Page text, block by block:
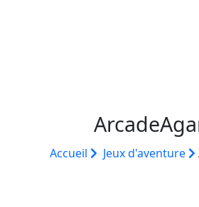
Accueil Jeux d'aventure